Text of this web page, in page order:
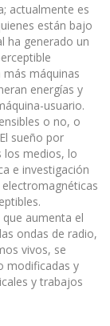
actualmente es
están bajo
ha generado un
máquinas
energías y
usuario.
o no, o
sueño por
los medios, lo
e investigación
aumenta el
ondas de radio,
vivos, se
modificadas y
y trabajos